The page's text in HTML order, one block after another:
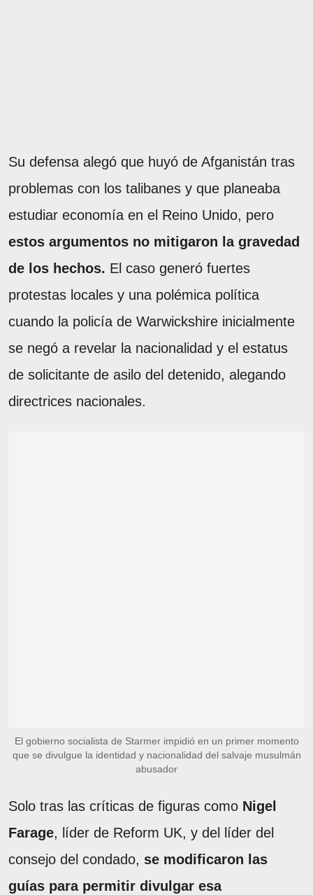
Su defensa alegó que huyó de Afganistán tras
problemas con los talibanes y que planeaba
estudiar economía en el Reino Unido, pero
estos argumentos no mitigaron la gravedad
de los hechos. El caso generó fuertes
protestas locales y una polémica política
cuando la policía de Warwickshire inicialmente
se negó a revelar la nacionalidad y el estatus
de solicitante de asilo del detenido, alegando
directrices nacionales.
El gobierno socialista de Starmer impidió en un primer momento
que se divulgue la identidad y nacionalidad del salvaje musulmán
abusador
Solo tras las críticas de figuras como Nigel
Farage, líder de Reform UK, y del líder del
consejo del condado, se modificaron las
guías para permitir divulgar esa